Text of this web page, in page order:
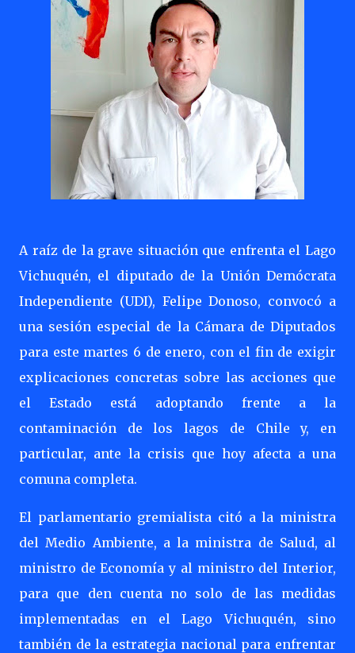
A raíz de la grave situación que enfrenta el Lago
Vichuquén, el diputado de la Unión Demócrata
Independiente (UDI), Felipe Donoso, convocó a
una sesión especial de la Cámara de Diputados
para este martes 6 de enero, con el fin de exigir
explicaciones concretas sobre las acciones que
el Estado está adoptando frente a la
contaminación de los lagos de Chile y, en
particular, ante la crisis que hoy afecta a una
comuna completa.
El parlamentario gremialista citó a la ministra
del Medio Ambiente, a la ministra de Salud, al
ministro de Economía y al ministro del Interior,
para que den cuenta no solo de las medidas
implementadas en el Lago Vichuquén, sino
también de la estrategia nacional para enfrentar